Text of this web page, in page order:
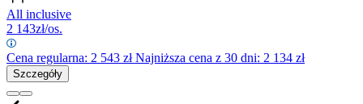
All inclusive
2 143zł/os.
Cena regularna: 2 543 złNajniższa cena z 30 dni: 2 134 zł
Szczegóły